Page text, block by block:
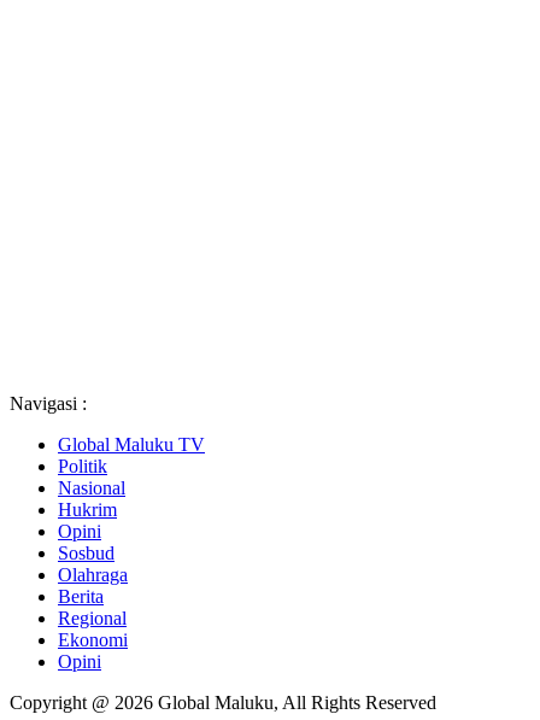
Navigasi :
Global Maluku TV
Politik
Nasional
Hukrim
Opini
Sosbud
Olahraga
Berita
Regional
Ekonomi
Opini
Copyright @ 2026 Global Maluku, All Rights Reserved